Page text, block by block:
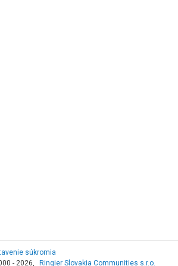
súkromia
- 2026,
Ringier Slovakia Communities s.r.o.